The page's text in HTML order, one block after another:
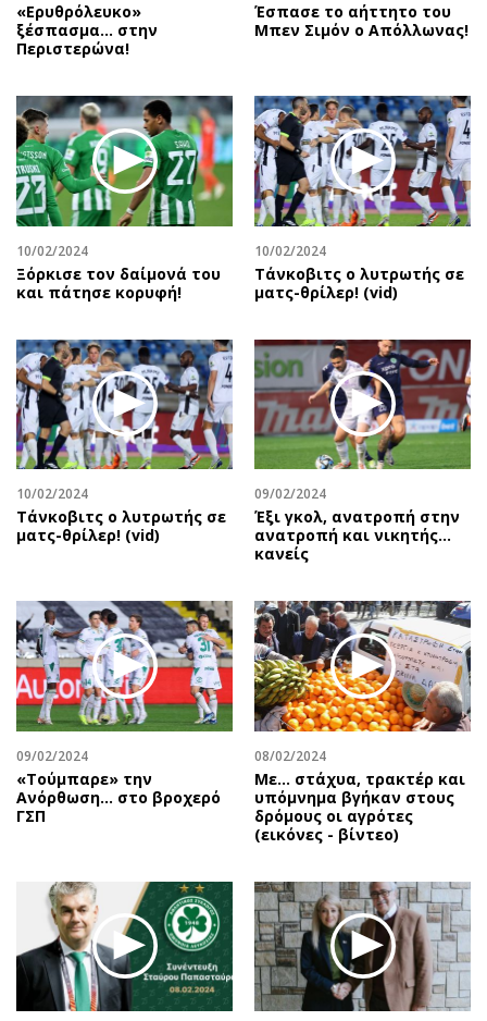
«Ερυθρόλευκο»
ξέσπασμα… στην
Περιστερώνα!
Έσπασε το αήττητο του
Μπεν Σιμόν ο Απόλλωνας!
10/02/2024
Ξόρκισε τον δαίμονά του
και πάτησε κορυφή!
10/02/2024
Τάνκοβιτς ο λυτρωτής σε
ματς-θρίλερ! (vid)
10/02/2024
Τάνκοβιτς ο λυτρωτής σε
ματς-θρίλερ! (vid)
09/02/2024
Έξι γκολ, ανατροπή στην
ανατροπή και νικητής…
κανείς
09/02/2024
«Τούμπαρε» την
Ανόρθωση… στο βροχερό
ΓΣΠ
08/02/2024
Με... στάχυα, τρακτέρ και
υπόμνημα βγήκαν στους
δρόμους οι αγρότες
(εικόνες - βίντεο)